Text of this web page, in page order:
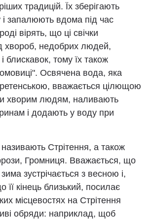
традицій. Їх зберігають
і запалюють вдома під час
вірять, що ці свічки
хвороб, недобрих людей,
блискавок, тому їх також
Освячена вода, яка
вважається цілющою
хворим людям, наливають
і додають у воду при
Стрітення, а також
Громниця. Вважається, що
зустрічається з весною і,
її кінець близький, посилає
місцевостях на Стрітення
обряди: наприклад, щоб